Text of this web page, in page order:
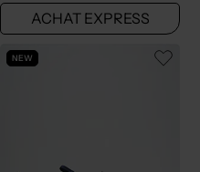
ACHAT EXPRESS
NEW